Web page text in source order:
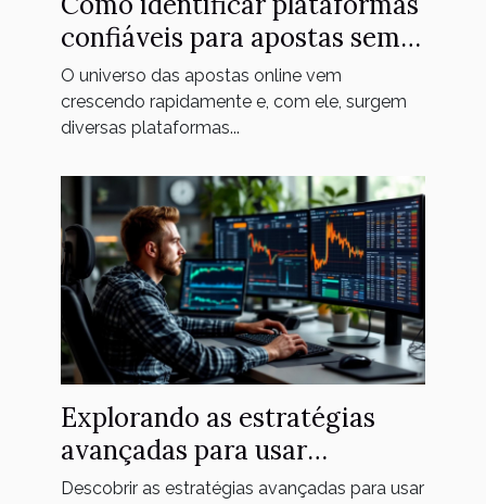
confiáveis para apostas sem
restrições?
O universo das apostas online vem
crescendo rapidamente e, com ele, surgem
diversas plataformas...
Explorando as estratégias
avançadas para usar
corretores de apostas
Descobrir as estratégias avançadas para usar